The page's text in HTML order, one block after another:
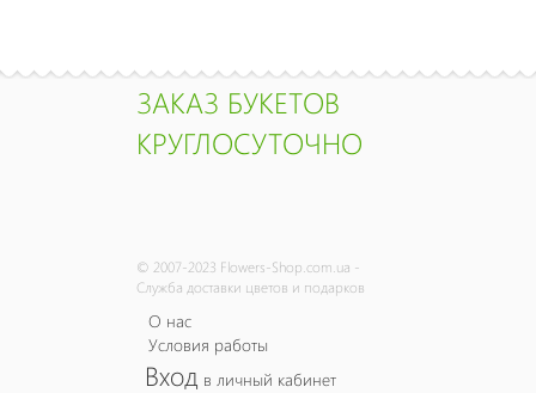
ЗАКАЗ БУКЕТОВ
КРУГЛОСУТОЧНО
© 2007-2023 Flowers-Shop.com.ua -
Служба доставки цветов и подарков
О нас
Условия работы
Вход в личный кабинет